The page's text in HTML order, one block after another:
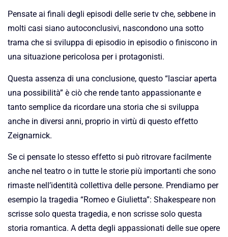
Pensate ai finali degli episodi delle serie tv che, sebbene in
molti casi siano autoconclusivi, nascondono una sotto
trama che si sviluppa di episodio in episodio o finiscono in
una situazione pericolosa per i protagonisti.
Questa assenza di una conclusione, questo “lasciar aperta
una possibilità” è ciò che rende tanto appassionante e
tanto semplice da ricordare una storia che si sviluppa
anche in diversi anni, proprio in virtù di questo effetto
Zeignarnick.
Se ci pensate lo stesso effetto si può ritrovare facilmente
anche nel teatro o in tutte le storie più importanti che sono
rimaste nell’identità collettiva delle persone. Prendiamo per
esempio la tragedia “Romeo e Giulietta”: Shakespeare non
scrisse solo questa tragedia, e non scrisse solo questa
storia romantica. A detta degli appassionati delle sue opere